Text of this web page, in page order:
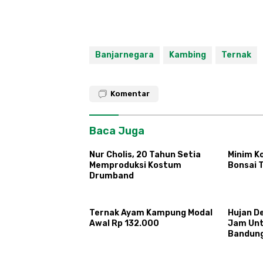
Banjarnegara Kambing Ternak
Komentar
Baca Juga
Nur Cholis, 20 Tahun Setia
Memproduksi Kostum
Drumband
Minim
Bonsai
Ternak Ayam Kampung Modal
Awal Rp 132.000
Hujan
Jam